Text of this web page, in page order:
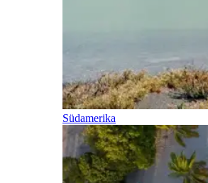
Südamerika